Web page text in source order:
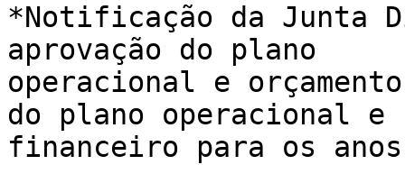
*Notificação da Junta
aprovação do plano
operacional e
do plano operacional e
financeiro para os